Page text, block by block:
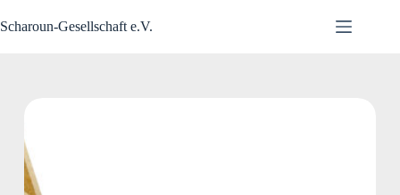
Inhalt
Scharoun-Gesellschaft e.V.